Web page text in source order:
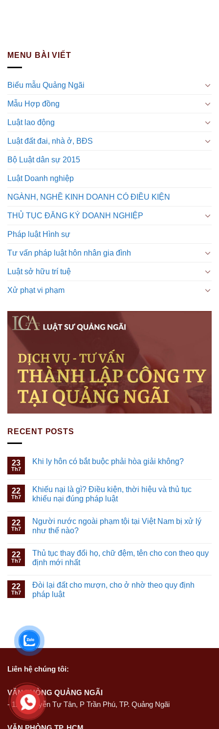
MENU BÀI VIẾT
Biểu mẫu Quảng Ngãi
Mẫu Hợp đồng
Luật lao động
Luật đất đai, nhà ở, BĐS
Bộ Luật dân sự 2015
Luật Doanh nghiệp
NGÀNH, NGHỀ KINH DOANH CÓ ĐIỀU KIỆN
THỦ TỤC ĐĂNG KÝ DOANH NGHIỆP
Pháp luật Hình sự
Tư vấn pháp luật hôn nhân gia đình
Luật sở hữu trí tuệ
Xử phạt vi phạm
RECENT POSTS
23
Th7
Khi ly hôn có bắt buộc phải hòa giải không?
22
Th7
Khiếu nại là gì? Điều kiện, thời hiệu và thủ tục
khiếu nại đúng pháp luật
22
Th7
Người nước ngoài phạm tội tại Việt Nam bị xử lý
như thế nào?
22
Th7
Thủ tục thay đổi họ, chữ đệm, tên cho con theo quy
định mới nhất
22
Th7
Đòi lại đất cho mượn, cho ở nhờ theo quy định
pháp luật
Liên hệ chúng tôi:
VĂN PHÒNG QUẢNG NGÃI
-127 Nguyễn Tự Tân, P Trần Phú, TP. Quảng Ngãi